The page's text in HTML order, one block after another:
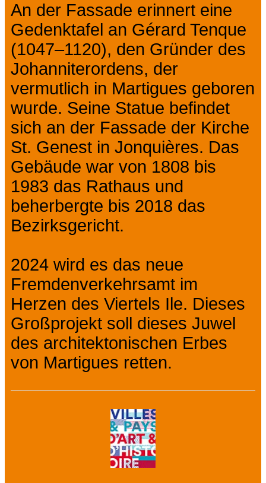
An der Fassade erinnert eine
Gedenktafel an Gérard Tenque
(1047–1120), den Gründer des
Johanniterordens, der
vermutlich in Martigues geboren
wurde. Seine Statue befindet
sich an der Fassade der Kirche
St. Genest in Jonquières. Das
Gebäude war von 1808 bis
1983 das Rathaus und
beherbergte bis 2018 das
Bezirksgericht.
2024 wird es das neue
Fremdenverkehrsamt im
Herzen des Viertels Ile. Dieses
Großprojekt soll dieses Juwel
des architektonischen Erbes
von Martigues retten.